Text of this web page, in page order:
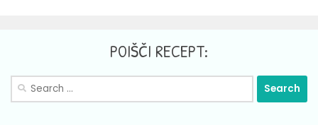
POIŠČI RECEPT:
Search